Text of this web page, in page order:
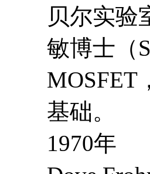
贝尔实验
敏博士（
MOSFET
基础。
1970年